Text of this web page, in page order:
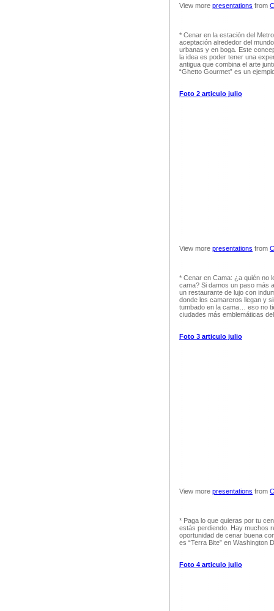
View more presentations from
* Cenar en la estación del
aceptación alrededor del
urbanas y en boga. Este
la idea es poder tener una
antigua que combina el arte
“Ghetto Gourmet” es un
Foto 2 articulo julio
View more presentations from
* Cenar en Cama: ¿a quién no
cama? Si damos un paso más
un restaurante de lujo con
donde los camareros llegan y
tumbado en la cama… eso no
ciudades más emblemáticas
Foto 3 articulo julio
View more presentations from
* Paga lo que quieras por tu
estás perdiendo. Hay muchos
oportunidad de cenar buena
es “Terra Bite” en Washington
Foto 4 articulo julio